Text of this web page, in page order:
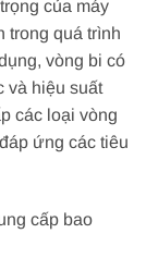
của máy
trong quá trình
vòng bi có
và hiệu suất
các loại vòng
ứng các tiêu
cấp bao